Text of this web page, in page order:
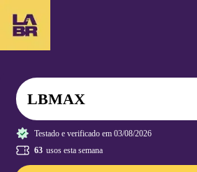
A
ar
C
a
a
LBMAX
Testado e verificado em 03/08/2026
63 usos esta semana